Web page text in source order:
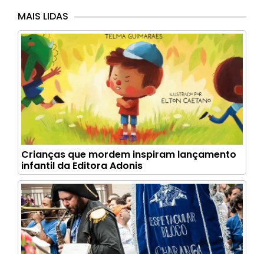
MAIS LIDAS
Crianças que mordem inspiram lançamento
infantil da Editora Adonis